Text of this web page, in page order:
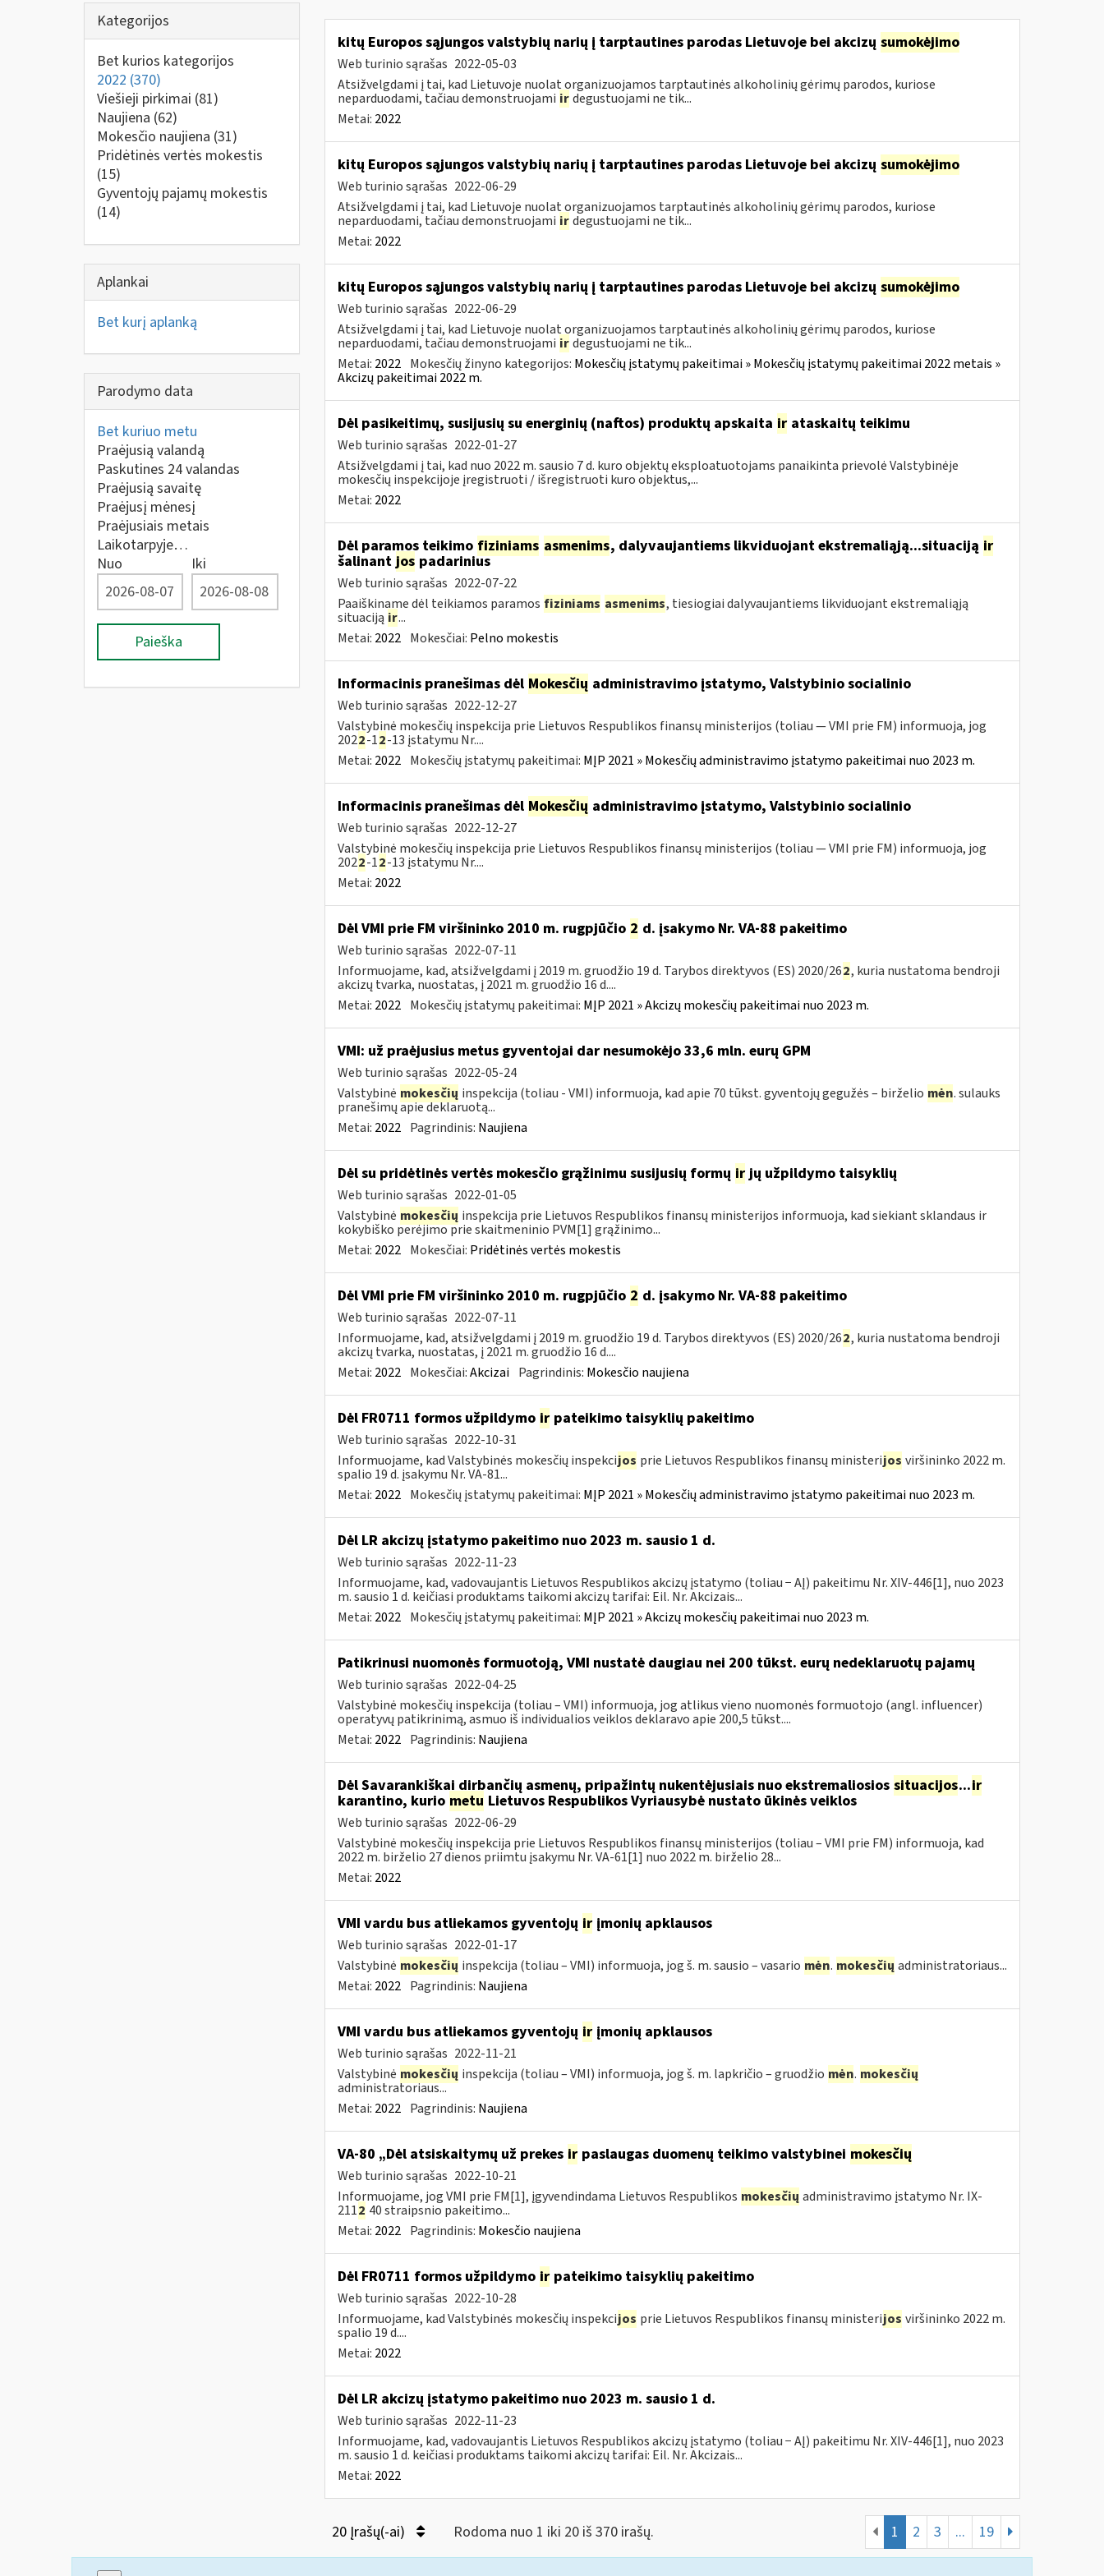
Kategorijos
Bet kurios kategorijos
2022 (370)
Viešieji pirkimai (81)
Naujiena (62)
Mokesčio naujiena (31)
Pridėtinės vertės mokestis
(15)
Gyventojų pajamų mokestis
(14)
Aplankai
Bet kurį aplanką
Parodymo data
Bet kuriuo metu
Praėjusią valandą
Paskutines 24 valandas
Praėjusią savaitę
Praėjusį mėnesį
Praėjusiais metais
Laikotarpyje…
Nuo
Iki
Paieška
kitų Europos sąjungos valstybių narių į tarptautines parodas Lietuvoje bei akcizų sumokėjimo
Web turinio sąrašas 2022-05-03
Atsižvelgdami į tai, kad Lietuvoje nuolat organizuojamos tarptautinės alkoholinių gėrimų parodos, kuriose
neparduodami, tačiau demonstruojami ir degustuojami ne tik...
Metai: 2022
kitų Europos sąjungos valstybių narių į tarptautines parodas Lietuvoje bei akcizų sumokėjimo
Web turinio sąrašas 2022-06-29
Atsižvelgdami į tai, kad Lietuvoje nuolat organizuojamos tarptautinės alkoholinių gėrimų parodos, kuriose
neparduodami, tačiau demonstruojami ir degustuojami ne tik...
Metai: 2022
kitų Europos sąjungos valstybių narių į tarptautines parodas Lietuvoje bei akcizų sumokėjimo
Web turinio sąrašas 2022-06-29
Atsižvelgdami į tai, kad Lietuvoje nuolat organizuojamos tarptautinės alkoholinių gėrimų parodos, kuriose
neparduodami, tačiau demonstruojami ir degustuojami ne tik...
Metai: 2022 Mokesčių žinyno kategorijos: Mokesčių įstatymų pakeitimai » Mokesčių įstatymų pakeitimai 2022 metais »
Akcizų pakeitimai 2022 m.
Dėl pasikeitimų, susijusių su energinių (naftos) produktų apskaita irataskaitų teikimu
Web turinio sąrašas 2022-01-27
Atsižvelgdami į tai, kad nuo 2022 m. sausio 7 d. kuro objektų eksploatuotojams panaikinta prievolė Valstybinėje
mokesčių inspekcijoje įregistruoti / išregistruoti kuro objektus,...
Metai: 2022
Dėl paramos teikimo fiziniams asmenims, dalyvaujantiems likviduojant ekstremaliąją...situaciją ir
šalinantjos padarinius
Web turinio sąrašas 2022-07-22
Paaiškiname dėl teikiamos paramos fiziniams asmenims, tiesiogiai dalyvaujantiems likviduojant ekstremaliąją
situaciją ir...
Metai: 2022 Mokesčiai: Pelno mokestis
Informacinis pranešimas dėl Mokesčių administravimo įstatymo, Valstybinio socialinio
Web turinio sąrašas 2022-12-27
Valstybinė mokesčių inspekcija prie Lietuvos Respublikos finansų ministerijos (toliau — VMI prie FM) informuoja, jog
2022-12-13 įstatymu Nr....
Metai: 2022 Mokesčių įstatymų pakeitimai: MĮP 2021 » Mokesčių administravimo įstatymo pakeitimai nuo 2023 m.
Informacinis pranešimas dėl Mokesčių administravimo įstatymo, Valstybinio socialinio
Web turinio sąrašas 2022-12-27
Valstybinė mokesčių inspekcija prie Lietuvos Respublikos finansų ministerijos (toliau — VMI prie FM) informuoja, jog
2022-12-13 įstatymu Nr....
Metai: 2022
Dėl VMI prie FM viršininko 2010 m. rugpjūčio 2 d. įsakymo Nr. VA-88 pakeitimo
Web turinio sąrašas 2022-07-11
Informuojame, kad, atsižvelgdami į 2019 m. gruodžio 19 d. Tarybos direktyvos (ES) 2020/262, kuria nustatoma bendroji
akcizų tvarka, nuostatas, į 2021 m. gruodžio 16 d....
Metai: 2022 Mokesčių įstatymų pakeitimai: MĮP 2021 » Akcizų mokesčių pakeitimai nuo 2023 m.
VMI: už praėjusius metus gyventojai dar nesumokėjo 33,6 mln. eurų GPM
Web turinio sąrašas 2022-05-24
Valstybinė mokesčių inspekcija (toliau - VMI) informuoja, kad apie 70 tūkst. gyventojų gegužės – birželio mėn. sulauks
pranešimų apie deklaruotą...
Metai: 2022 Pagrindinis: Naujiena
Dėl su pridėtinės vertės mokesčio grąžinimu susijusių formų irjų užpildymo taisyklių
Web turinio sąrašas 2022-01-05
Valstybinė mokesčių inspekcija prie Lietuvos Respublikos finansų ministerijos informuoja, kad siekiant sklandaus ir
kokybiško perėjimo prie skaitmeninio PVM[1] grąžinimo...
Metai: 2022 Mokesčiai: Pridėtinės vertės mokestis
Dėl VMI prie FM viršininko 2010 m. rugpjūčio 2 d. įsakymo Nr. VA-88 pakeitimo
Web turinio sąrašas 2022-07-11
Informuojame, kad, atsižvelgdami į 2019 m. gruodžio 19 d. Tarybos direktyvos (ES) 2020/262, kuria nustatoma bendroji
akcizų tvarka, nuostatas, į 2021 m. gruodžio 16 d....
Metai: 2022 Mokesčiai:Akcizai Pagrindinis: Mokesčio naujiena
Dėl FR0711 formos užpildymo irpateikimo taisyklių pakeitimo
Web turinio sąrašas 2022-10-31
Informuojame, kad Valstybinės mokesčių inspekcijos prie Lietuvos Respublikos finansų ministerijos viršininko 2022 m.
spalio 19 d. įsakymu Nr. VA-81...
Metai: 2022 Mokesčių įstatymų pakeitimai: MĮP 2021 » Mokesčių administravimo įstatymo pakeitimai nuo 2023 m.
Dėl LR akcizų įstatymo pakeitimo nuo 2023 m. sausio 1 d.
Web turinio sąrašas 2022-11-23
Informuojame, kad, vadovaujantis Lietuvos Respublikos akcizų įstatymo (toliau − AĮ) pakeitimu Nr. XIV-446[1], nuo 2023
m. sausio 1 d. keičiasi produktams taikomi akcizų tarifai: Eil. Nr. Akcizais...
Metai: 2022 Mokesčių įstatymų pakeitimai: MĮP 2021 » Akcizų mokesčių pakeitimai nuo 2023 m.
Patikrinusi nuomonės formuotoją, VMI nustatė daugiau nei 200 tūkst. eurų nedeklaruotų pajamų
Web turinio sąrašas 2022-04-25
Valstybinė mokesčių inspekcija (toliau – VMI) informuoja, jog atlikus vieno nuomonės formuotojo (angl. influencer)
operatyvų patikrinimą, asmuo iš individualios veiklos deklaravo apie 200,5 tūkst....
Metai: 2022 Pagrindinis: Naujiena
Dėl Savarankiškai dirbančių asmenų, pripažintų nukentėjusiais nuo ekstremaliosios situacijos...ir
karantino, kurio metu Lietuvos Respublikos Vyriausybė nustato ūkinės veiklos
Web turinio sąrašas 2022-06-29
Valstybinė mokesčių inspekcija prie Lietuvos Respublikos finansų ministerijos (toliau – VMI prie FM) informuoja, kad
2022 m. birželio 27 dienos priimtu įsakymu Nr. VA-61[1] nuo 2022 m. birželio 28...
Metai: 2022
VMI vardu bus atliekamos gyventojų irįmonių apklausos
Web turinio sąrašas 2022-01-17
Valstybinė mokesčių inspekcija (toliau – VMI) informuoja, jog š. m. sausio – vasario mėn. mokesčių administratoriaus...
Metai: 2022 Pagrindinis: Naujiena
VMI vardu bus atliekamos gyventojų irįmonių apklausos
Web turinio sąrašas 2022-11-21
Valstybinė mokesčių inspekcija (toliau – VMI) informuoja, jog š. m. lapkričio – gruodžio mėn. mokesčių
administratoriaus...
Metai: 2022 Pagrindinis: Naujiena
VA-80 „Dėl atsiskaitymų už prekes irpaslaugas duomenų teikimo valstybinei mokesčių
Web turinio sąrašas 2022-10-21
Informuojame, jog VMI prie FM[1], įgyvendindama Lietuvos Respublikos mokesčių administravimo įstatymo Nr. IX-
2112 40 straipsnio pakeitimo...
Metai: 2022 Pagrindinis: Mokesčio naujiena
Dėl FR0711 formos užpildymo irpateikimo taisyklių pakeitimo
Web turinio sąrašas 2022-10-28
Informuojame, kad Valstybinės mokesčių inspekcijos prie Lietuvos Respublikos finansų ministerijos viršininko 2022 m.
spalio 19 d....
Metai: 2022
Dėl LR akcizų įstatymo pakeitimo nuo 2023 m. sausio 1 d.
Web turinio sąrašas 2022-11-23
Informuojame, kad, vadovaujantis Lietuvos Respublikos akcizų įstatymo (toliau − AĮ) pakeitimu Nr. XIV-446[1], nuo 2023
m. sausio 1 d. keičiasi produktams taikomi akcizų tarifai: Eil. Nr. Akcizais...
Metai: 2022
20 Įrašų(-ai) Rodoma nuo 1 iki 20 iš 370 irašų. 1 2 3 ... 19